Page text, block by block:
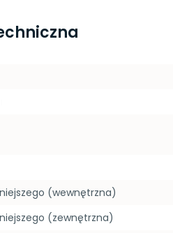
(wewnętrzna)
(zewnętrzna)